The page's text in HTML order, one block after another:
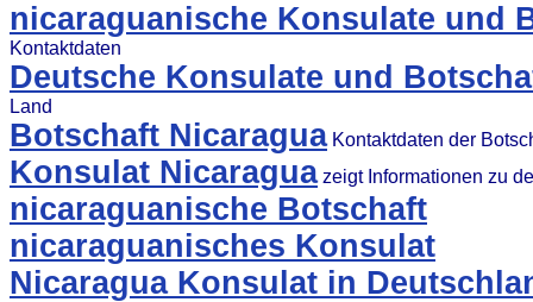
nicaraguanische Konsulate und
Kontaktdaten
Deutsche Konsulate und
Land
Botschaft NicaraguaKontaktdaten der
Konsulat Nicaraguazeigt Informationen zu
nicaraguanische Botschaft
nicaraguanisches Konsulat
Nicaragua Konsulat in